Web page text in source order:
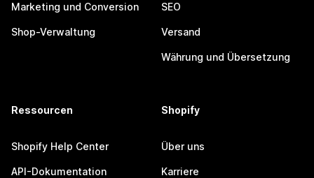
Marketing und Conversion
Shop-Verwaltung
SEO
Versand
Währung und Übersetzung
Ressourcen
Shopify Help Center
API-Dokumentation
Shopify
Über uns
Karriere